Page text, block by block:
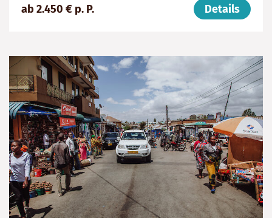
ab 2.450 € p. P. Details
(ab):
15
Tansania